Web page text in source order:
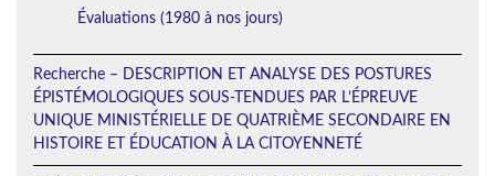
Évaluations (1980 à nos jours)
Recherche – DESCRIPTION ET ANALYSE DES POSTURES
ÉPISTÉMOLOGIQUES SOUS-TENDUES PAR L’ÉPREUVE
UNIQUE MINISTÉRIELLE DE QUATRIÈME SECONDAIRE EN
HISTOIRE ET ÉDUCATION À LA CITOYENNETÉ